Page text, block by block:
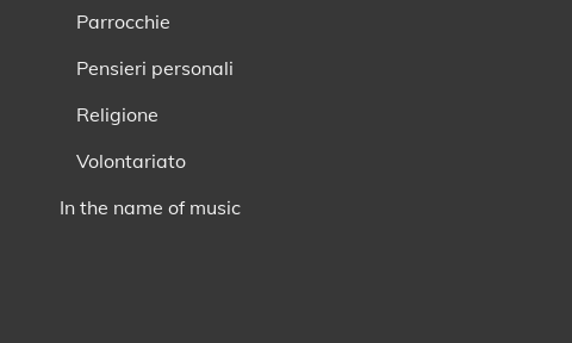
Parrocchie
Pensieri personali
Religione
Volontariato
In the name of music